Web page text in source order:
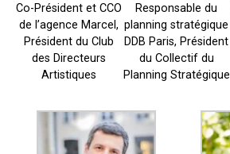
Co-Président et CCO
de l’agence Marcel,
Président du Club
des Directeurs
Artistiques
Responsable du
planning stratégique
DDB Paris, Président
du Collectif du
Planning Stratégique